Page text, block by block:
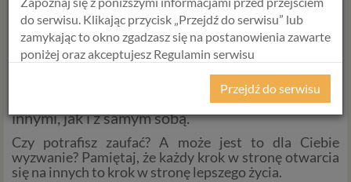
Zaufanie to wartość, która otwiera nas na innych
ludzi, pozwala budować głębokie relacje i
czerpać więcej satysfakcji z życia. Choć czasem
wiąże się z ryzykiem, jest niezbędne, by tworzyć
autentyczne więzi i rozwijać się emocjonalnie.
Warto je pielęgnować – zarówno w relacjach z
innymi, jak i z samym sobą.
Czy potrafisz zaufać? A może jest to dla Ciebie
wyzwanie? Pamiętaj, że każdy krok w stronę otwarcia
się na innych to krok w stronę lepszego życia.
do serwisu. Klikając przycisk „Przejdź do serwisu” lub
zamykając to okno zgadzasz się na postanowienia zawarte
poniżej oraz akceptujesz Regulamin serwisu
Z dniem 25 maja 2018 r. rozpoczyna obowiązywanie
Rozporządzenie Parlamentu Europejskiego i Rady (UE)
2016/679 z dnia 27 kwietnia 2016 r. w sprawie ochrony
Przejdź do serwisu